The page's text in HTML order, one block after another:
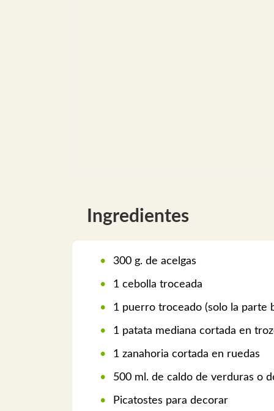
Ingredientes
300 g. de acelgas
1 cebolla troceada
1 puerro troceado (solo la parte
1 patata mediana cortada en
1 zanahoria cortada en ruedas
500 ml. de caldo de verduras o
Picatostes para decorar